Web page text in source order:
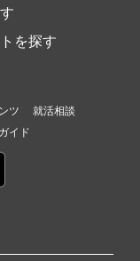
を探す
ツ
就活相談
イド